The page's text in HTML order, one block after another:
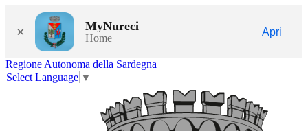
× MyNureci
Home
Apri
Regione Autonoma della Sardegna
Select Language ▼